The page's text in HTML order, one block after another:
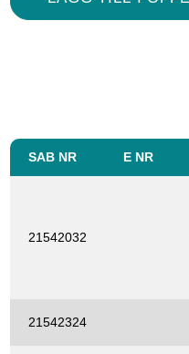
SAB NR E NR
21542032
21542324